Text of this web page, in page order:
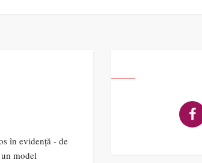
în evidență - de
model